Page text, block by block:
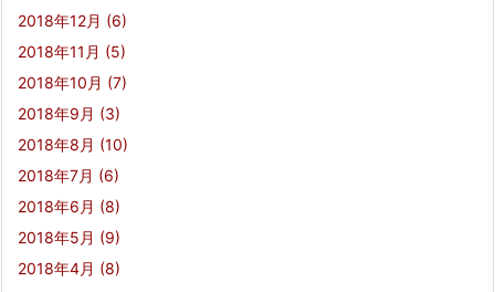
2018年12月 (6)
2018年11月 (5)
2018年10月 (7)
2018年9月 (3)
2018年8月 (10)
2018年7月 (6)
2018年6月 (8)
2018年5月 (9)
2018年4月 (8)